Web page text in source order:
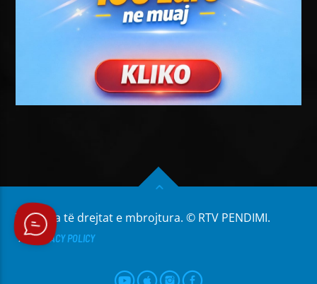
Të gjitha të drejtat e mbrojtura. © RTV PENDIMI.
PRIVACY POLICY